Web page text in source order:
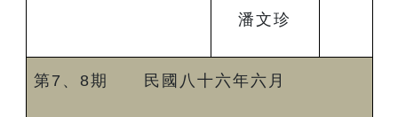
潘文珍
第7、8期 民國八十六年六月